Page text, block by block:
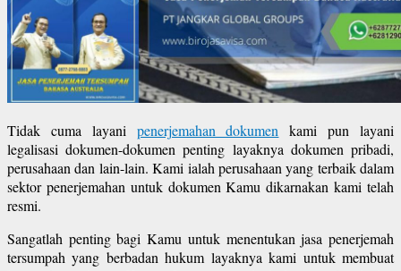
Tidak cuma layani penerjemahan dokumen kami pun layani
legalisasi dokumen-dokumen penting layaknya dokumen pribadi,
perusahaan dan lain-lain. Kami ialah perusahaan yang terbaik dalam
sektor penerjemahan untuk dokumen Kamu dikarnakan kami telah
resmi.
Sangatlah penting bagi Kamu untuk menentukan jasa penerjemah
tersumpah yang berbadan hukum layaknya kami untuk membuat